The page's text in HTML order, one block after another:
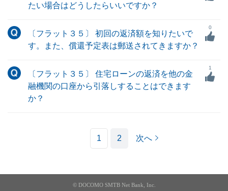
たい場合はどうしたらいいですか？
〔フラット３５〕 初回の返済額を知りたいで
す。また、償還予定表は郵送されてきますか？
0
〔フラット３５〕 住宅ローンの返済を他の金
融機関の口座から引落しすることはできます
か？
1
1 2 次へ
© DOCOMO SMTB Net Bank, Inc.